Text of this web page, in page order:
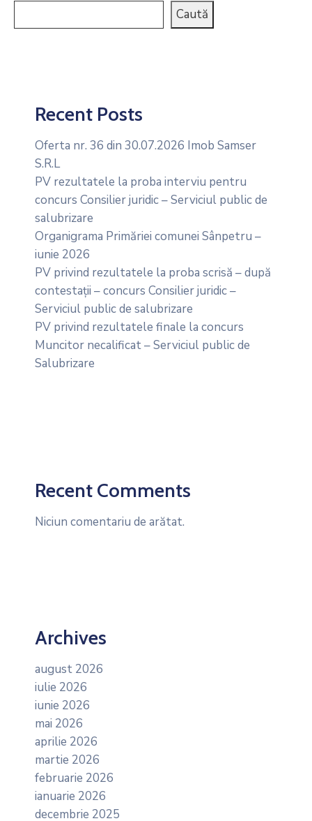
Caută
Recent Posts
Oferta nr. 36 din 30.07.2026 Imob Samser
S.R.L
PV rezultatele la proba interviu pentru
concurs Consilier juridic – Serviciul public de
salubrizare
Organigrama Primăriei comunei Sânpetru –
iunie 2026
PV privind rezultatele la proba scrisă – după
contestații – concurs Consilier juridic –
Serviciul public de salubrizare
PV privind rezultatele finale la concurs
Muncitor necalificat – Serviciul public de
Salubrizare
Recent Comments
Niciun comentariu de arătat.
Archives
august 2026
iulie 2026
iunie 2026
mai 2026
aprilie 2026
martie 2026
februarie 2026
ianuarie 2026
decembrie 2025